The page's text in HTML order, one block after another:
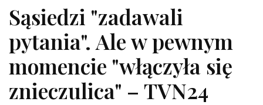
Sąsiedzi "zadawali
pytania". Ale w pewnym
momencie "włączyła się
znieczulica" – TVN24